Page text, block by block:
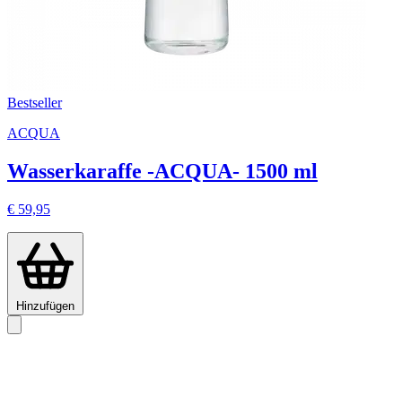
Bestseller
ACQUA
Wasserkaraffe -ACQUA- 1500 ml
€ 59,95
Hinzufügen